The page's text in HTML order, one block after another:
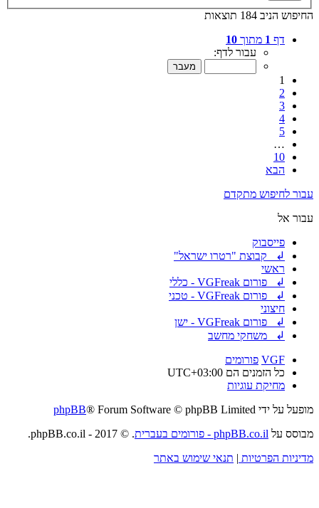
החיפוש הניב 184 תוצאות
דף 1 מתוך 10
עבור לדף:
1
2
3
4
5
…
10
הבא
עבור לחיפוש מתקדם
עבור אל
פייסבוק
↲ קבוצת "רטרו ישראל"
ראשי
↲ פורום VGFreak - כללי
↲ פורום VGFreak - טכני
חיצוני
↲ פורום VGFreak - ישן
↲ משחקי מחשב
VGF פורומים
כל הזמנים הם UTC+03:00
מחיקת עוגיות
מופעל על ידי
phpBB® Forum Software © phpBB Limited
מבוסס על phpBB.co.il - פורומים בעברית
. © 2017 - phpBB.co.il.
מדיניות הפרטיות | תנאי שימוש באתר